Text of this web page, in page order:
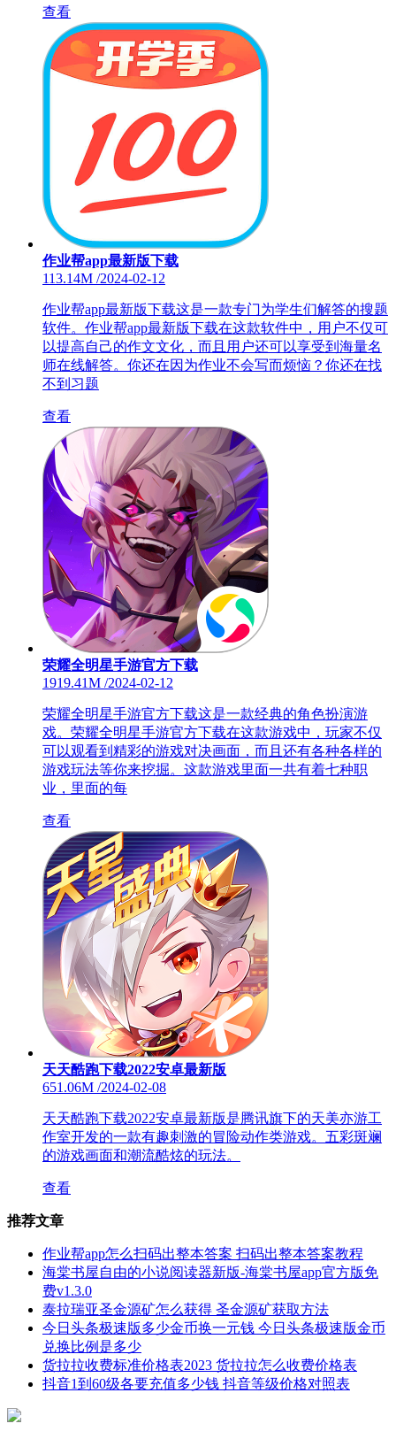
查看
作业帮app最新版下载
113.14M /2024-02-12
作业帮app最新版下载这是一款专门为学生们解答的搜题
软件。作业帮app最新版下载在这款软件中，用户不仅可
以提高自己的作文文化，而且用户还可以享受到海量名
师在线解答。你还在因为作业不会写而烦恼？你还在找
不到习题
查看
荣耀全明星手游官方下载
1919.41M /2024-02-12
荣耀全明星手游官方下载这是一款经典的角色扮演游
戏。荣耀全明星手游官方下载在这款游戏中，玩家不仅
可以观看到精彩的游戏对决画面，而且还有各种各样的
游戏玩法等你来挖掘。这款游戏里面一共有着七种职
业，里面的每
查看
天天酷跑下载2022安卓最新版
651.06M /2024-02-08
天天酷跑下载2022安卓最新版是腾讯旗下的天美亦游工
作室开发的一款有趣刺激的冒险动作类游戏。五彩斑斓
的游戏画面和潮流酷炫的玩法。
查看
推荐文章
作业帮app怎么扫码出整本答案 扫码出整本答案教程
海棠书屋自由的小说阅读器新版-海棠书屋app官方版免
费v1.3.0
泰拉瑞亚圣金源矿怎么获得 圣金源矿获取方法
今日头条极速版多少金币换一元钱 今日头条极速版金币
兑换比例是多少
货拉拉收费标准价格表2023 货拉拉怎么收费价格表
抖音1到60级各要充值多少钱 抖音等级价格对照表